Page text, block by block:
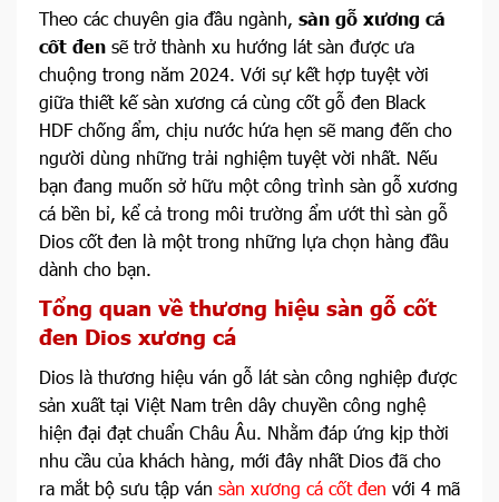
Theo các chuyên gia đầu ngành, sàn gỗ xương cá
cốt đen sẽ trở thành xu hướng lát sàn được ưa
chuộng trong năm 2024. Với sự kết hợp tuyệt vời
giữa thiết kế sàn xương cá cùng cốt gỗ đen Black
HDF chống ẩm, chịu nước hứa hẹn sẽ mang đến cho
người dùng những trải nghiệm tuyệt vời nhất. Nếu
bạn đang muốn sở hữu một công trình sàn gỗ xương
cá bền bỉ, kể cả trong môi trường ẩm ướt thì sàn gỗ
Dios cốt đen là một trong những lựa chọn hàng đầu
dành cho bạn.
Tổng quan về thương hiệu sàn gỗ cốt
đen Dios xương cá
Dios là thương hiệu ván gỗ lát sàn công nghiệp được
sản xuất tại Việt Nam trên dây chuyền công nghệ
hiện đại đạt chuẩn Châu Âu. Nhằm đáp ứng kịp thời
nhu cầu của khách hàng, mới đây nhất Dios đã cho
ra mắt bộ sưu tập ván sàn xương cá cốt đen với 4 mã